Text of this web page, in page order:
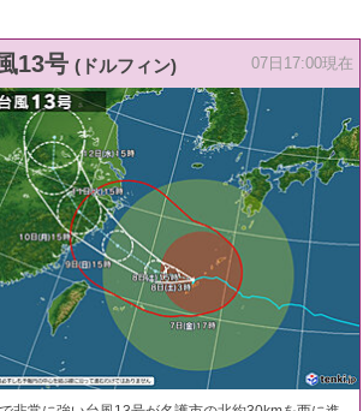
13号 (ドルフィン) 07日17:00現在